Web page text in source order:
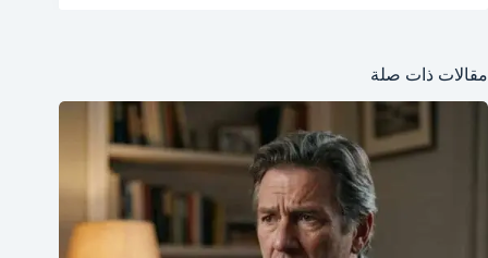
مقالات ذات صلة